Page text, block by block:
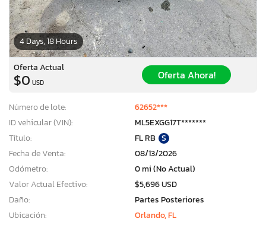
4 Days, 18 Hours
Oferta Actual
$0 USD
Oferta Ahora!
Número de lote:
62652***
ID vehicular (VIN):
ML5EXGG17T*******
Título:
FL RB S
Fecha de Venta:
08/13/2026
Odómetro:
0 mi (No Actual)
Valor Actual Efectivo:
$5,696 USD
Daño:
Partes Posteriores
Ubicación:
Orlando, FL